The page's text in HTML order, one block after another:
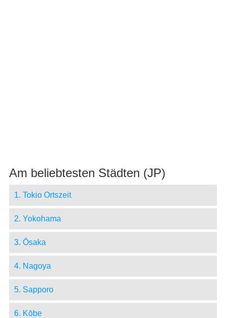
Am beliebtesten Städten (JP)
1. Tokio Ortszeit
2. Yokohama
3. Ōsaka
4. Nagoya
5. Sapporo
6. Kōbe